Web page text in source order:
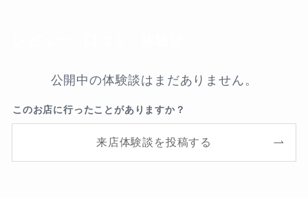
公開中の体験談はまだありません。
このお店に行ったことがありますか？
来店体験談を投稿する